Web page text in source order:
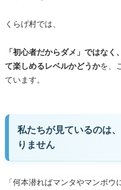
くらげ村では、
「初心者だからダメ」ではなく
て楽しめるレベルかどうかを、
ています。
私たちが見ているのは
りません
「何本潜ればマンタやマンボウ